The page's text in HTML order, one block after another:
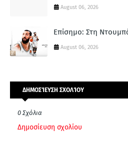
August 06, 2026
Επίσημο: Στη
August 06, 2026
ΔΗΜΟΣΊΕΥΣΗ ΣΧΟΛΊΟΥ
0 Σχόλια
Δημοσίευση σχολίου